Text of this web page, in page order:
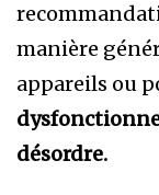
manière
appareils ou
désordre.